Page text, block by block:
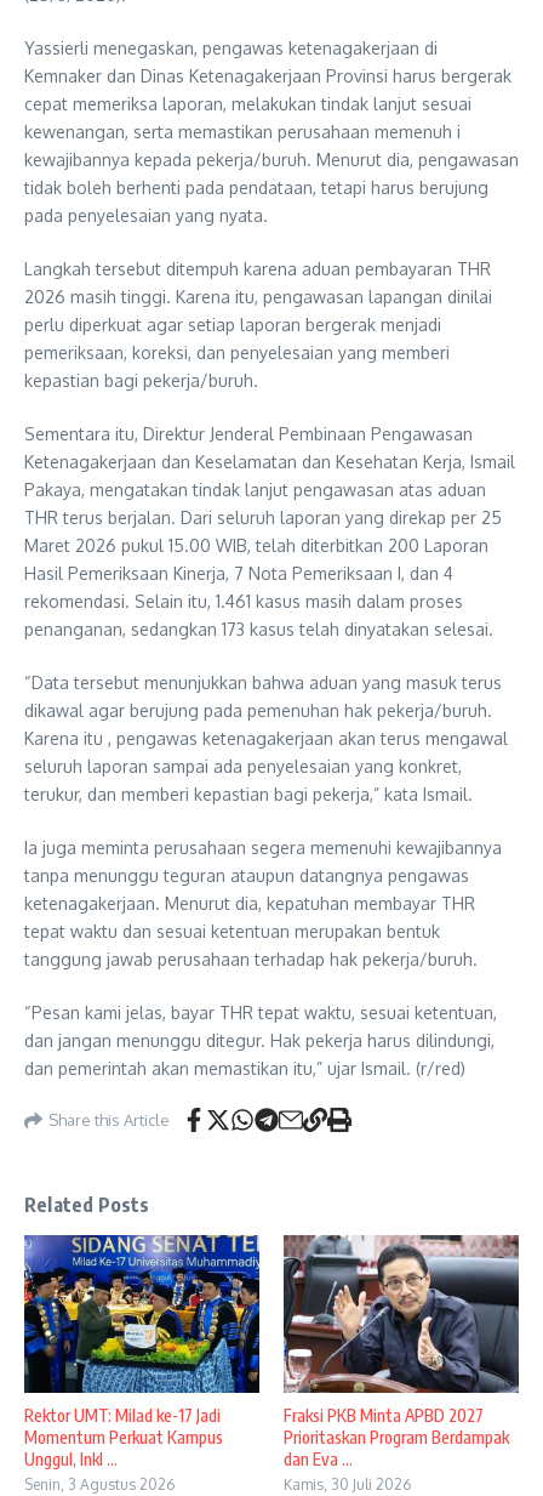
Yassierli menegaskan, pengawas ketenagakerjaan di
Kemnaker dan Dinas Ketenagakerjaan Provinsi harus bergerak
cepat memeriksa laporan, melakukan tindak lanjut sesuai
kewenangan, serta memastikan perusahaan memenuh i
kewajibannya kepada pekerja/buruh. Menurut dia, pengawasan
tidak boleh berhenti pada pendataan, tetapi harus berujung
pada penyelesaian yang nyata.
Langkah tersebut ditempuh karena aduan pembayaran THR
2026 masih tinggi. Karena itu, pengawasan lapangan dinilai
perlu diperkuat agar setiap laporan bergerak menjadi
pemeriksaan, koreksi, dan penyelesaian yang memberi
kepastian bagi pekerja/buruh.
Sementara itu, Direktur Jenderal Pembinaan Pengawasan
Ketenagakerjaan dan Keselamatan dan Kesehatan Kerja, Ismail
Pakaya, mengatakan tindak lanjut pengawasan atas aduan
THR terus berjalan. Dari seluruh laporan yang direkap per 25
Maret 2026 pukul 15.00 WIB, telah diterbitkan 200 Laporan
Hasil Pemeriksaan Kinerja, 7 Nota Pemeriksaan I, dan 4
rekomendasi. Selain itu, 1.461 kasus masih dalam proses
penanganan, sedangkan 173 kasus telah dinyatakan selesai.
“Data tersebut menunjukkan bahwa aduan yang masuk terus
dikawal agar berujung pada pemenuhan hak pekerja/buruh.
Karena itu , pengawas ketenagakerjaan akan terus mengawal
seluruh laporan sampai ada penyelesaian yang konkret,
terukur, dan memberi kepastian bagi pekerja,” kata Ismail.
Ia juga meminta perusahaan segera memenuhi kewajibannya
tanpa menunggu teguran ataupun datangnya pengawas
ketenagakerjaan. Menurut dia, kepatuhan membayar THR
tepat waktu dan sesuai ketentuan merupakan bentuk
tanggung jawab perusahaan terhadap hak pekerja/buruh.
“Pesan kami jelas, bayar THR tepat waktu, sesuai ketentuan,
dan jangan menunggu ditegur. Hak pekerja harus dilindungi,
dan pemerintah akan memastikan itu,” ujar Ismail. (r/red)
Share this Article
Related Posts
Rektor UMT: Milad ke-17 Jadi
Momentum Perkuat Kampus
Unggul, Inkl ...
Senin, 3 Agustus 2026
Fraksi PKB Minta APBD 2027
Prioritaskan Program Berdampak
dan Eva ...
Kamis, 30 Juli 2026